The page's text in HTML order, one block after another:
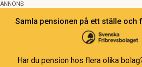
ANNONS
Samla pensionen på ett ställe och
Har du pension hos flera olika